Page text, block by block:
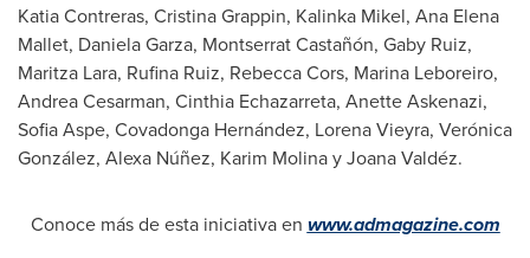
Katia Contreras, Cristina Grappin, Kalinka Mikel, Ana Elena
Mallet, Daniela Garza, Montserrat Castañón, Gaby Ruiz,
Maritza Lara, Rufina Ruiz, Rebecca Cors, Marina Leboreiro,
Andrea Cesarman, Cinthia Echazarreta, Anette Askenazi,
Sofia Aspe, Covadonga Hernández, Lorena Vieyra, Verónica
González, Alexa Núñez, Karim Molinay Joana Valdéz.
Conoce más de esta iniciativa en www.admagazine.com